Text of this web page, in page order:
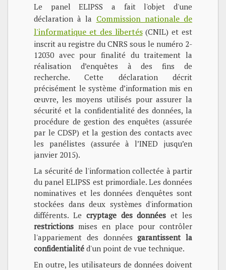
Le panel ELIPSS a fait l'objet d'une
déclaration à la Commission nationale de
l'informatique et des libertés(CNIL) et est
inscrit au registre du CNRS sous le numéro 2-
12030 avec pour finalité du traitement la
réalisation d’enquêtes à des fins de
recherche. Cette déclaration décrit
précisément le système d’information mis en
œuvre, les moyens utilisés pour assurer la
sécurité et la confidentialité des données, la
procédure de gestion des enquêtes (assurée
par le CDSP) et la gestion des contacts avec
les panélistes (assurée à l’INED jusqu’en
janvier 2015).
La sécurité de l'information collectée à partir
du panel ELIPSS est primordiale. Les données
nominatives et les données d'enquêtes sont
stockées dans deux systèmes d'information
différents. Le cryptage des données et les
restrictions mises en place pour contrôler
l'appariement des donnéesgarantissent la
confidentialité d'un point de vue technique.
En outre, les utilisateurs de données doivent